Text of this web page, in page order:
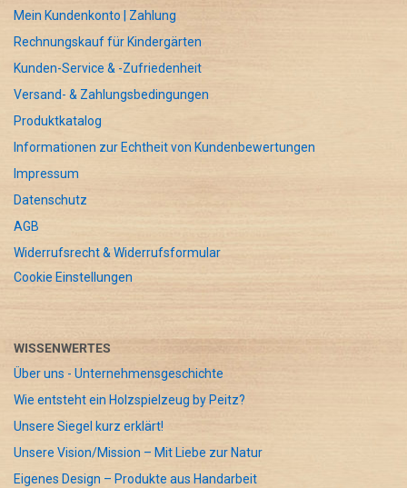
Mein Kundenkonto | Zahlung
Rechnungskauf für Kindergärten
Kunden-Service & -Zufriedenheit
Versand- & Zahlungsbedingungen
Produktkatalog
Informationen zur Echtheit von Kundenbewertungen
Impressum
Datenschutz
AGB
Widerrufsrecht & Widerrufsformular
Cookie Einstellungen
WISSENWERTES
Über uns - Unternehmensgeschichte
Wie entsteht ein Holzspielzeug by Peitz?
Unsere Siegel kurz erklärt!
Unsere Vision/Mission – Mit Liebe zur Natur
Eigenes Design – Produkte aus Handarbeit